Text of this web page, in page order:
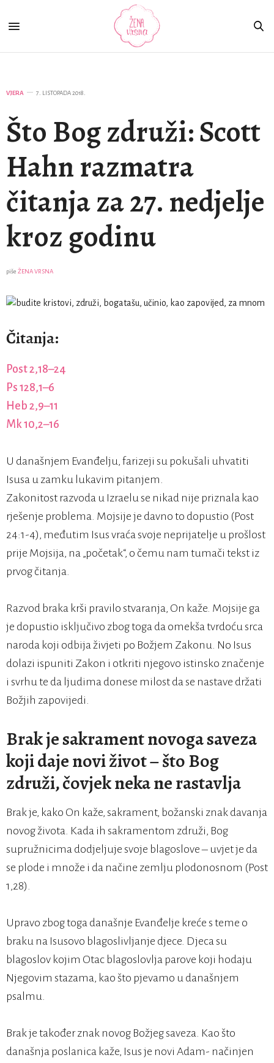
VJERA 7. LISTOPADA 2018.
Što Bog združi: Scott
Hahn razmatra
čitanja za 27. nedjelje
kroz godinu
piše ŽENA VRSNA
Čitanja:
Post 2,18–24
Ps 128,1–6
Heb 2,9–11
Mk 10,2–16
U današnjem Evanđelju, farizeji su pokušali uhvatiti
Isusa u zamku lukavim pitanjem.
Zakonitost razvoda u Izraelu se nikad nije priznala kao
rješenje problema. Mojsije je davno to dopustio (Post
24:1-4), međutim Isus vraća svoje neprijatelje u prošlost
prije Mojsija, na „početak“, o čemu nam tumači tekst iz
prvog čitanja.
Razvod braka krši pravilo stvaranja, On kaže. Mojsije ga
je dopustio isključivo zbog toga da omekša tvrdoću srca
naroda koji odbija živjeti po Božjem Zakonu. No Isus
dolazi ispuniti Zakon i otkriti njegovo istinsko značenje
i svrhu te da ljudima donese milost da se nastave držati
Božjih zapovijedi.
Brak je sakrament novoga saveza
koji daje novi život – što Bog
združi, čovjek neka ne rastavlja
Brak je, kako On kaže, sakrament, božanski znak davanja
novog života. Kada ih sakramentom združi, Bog
supružnicima dodjeljuje svoje blagoslove – uvjet je da
se plode i množe i da načine zemlju plodonosnom (Post
1,28).
Upravo zbog toga današnje Evanđelje kreće s teme o
braku na Isusovo blagoslivljanje djece. Djeca su
blagoslov kojim Otac blagoslovlja parove koji hodaju
Njegovim stazama, kao što pjevamo u današnjem
psalmu.
Brak je također znak novog Božjeg saveza. Kao što
današnja poslanica kaže, Isus je novi Adam- načinjen